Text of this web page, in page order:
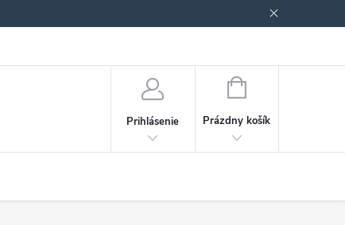
Prihlásenie
NÁKUPNÝ
Prázdny košík